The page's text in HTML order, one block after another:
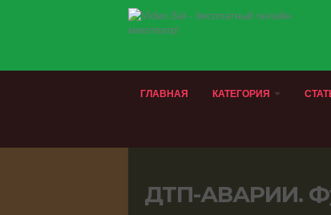
ГЛАВНАЯ КАТЕГОРИЯ
ДТП-АВАРИИ.